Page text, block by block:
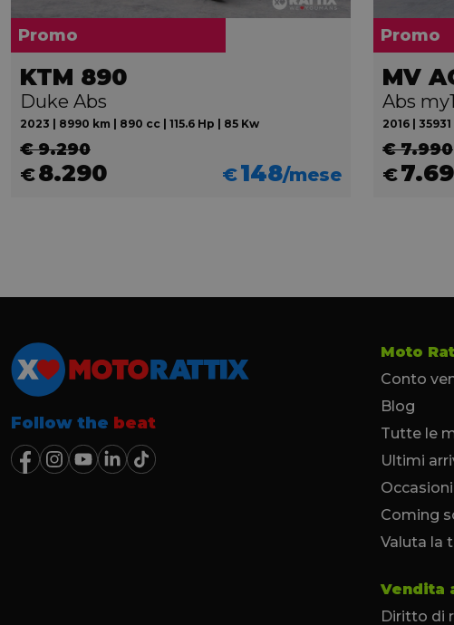
Promo
KTM 890
Duke Abs
2023 | 8990 km | 890 cc | 115.6 Hp | 85 Kw
€ 9.290
€8.290 €148/mese
Promo
Abs
2016 |
€ 7.990
€
Follow the beat
Moto
Conto
Blog
Tutte le
Ultimi
Occasioni
Coming
Valuta la
Vendita
Diritto di